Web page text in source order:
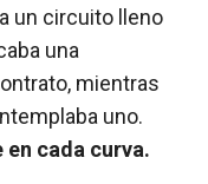
un circuito lleno
una
mientras
uno.
cada curva.